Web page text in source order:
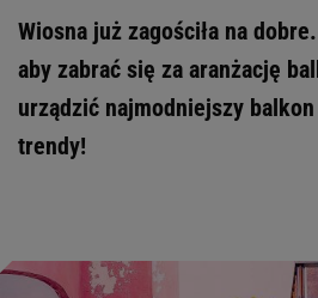
Wiosna już zagościła na
aby zabrać się za aranżację
urządzić najmodniejszy
trendy!